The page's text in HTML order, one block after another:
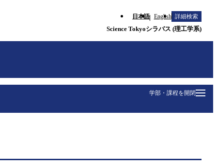
日本語 English 詳細検索
Science Tokyoシラバス (理工学系)
学部・課程を開閉